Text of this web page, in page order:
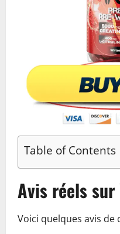
Table of Contents
Avis réels
Voici quelques avis de